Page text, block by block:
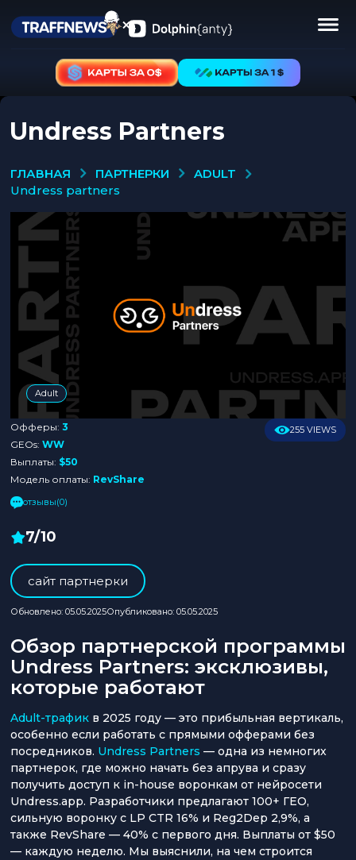
Undress Partners
ГЛАВНАЯ ПАРТНЕРКИ
ADULT
undress partners
Adult
Офферы: 3
GEOs: WW
Выплаты: $50
Модель оплаты: RevShare
255 VIEWS
отзывы(0)
7/10
cайт партнерки
Обновлено: 05.05.2025Опубликовано: 05.05.2025
Обзор партнерской программы
Undress Partners: эксклюзивы,
которые работают
Adult-трафик в 2025 году — это прибыльная вертикаль,
особенно если работать с прямыми офферами без
посредников. Undress Partners — одна из немногих
партнерок, где можно начать без апрува и сразу
получить доступ к in-house воронкам от нейросети
Undress.app. Разработчики предлагают 100+ ГЕО,
сильную воронку с LP CTR 16% и Reg2Dep 2,9%, а
также RevShare — 40% с первого дня. Выплаты от $50
— каждую неделю. Мы выяснили, на чем строится